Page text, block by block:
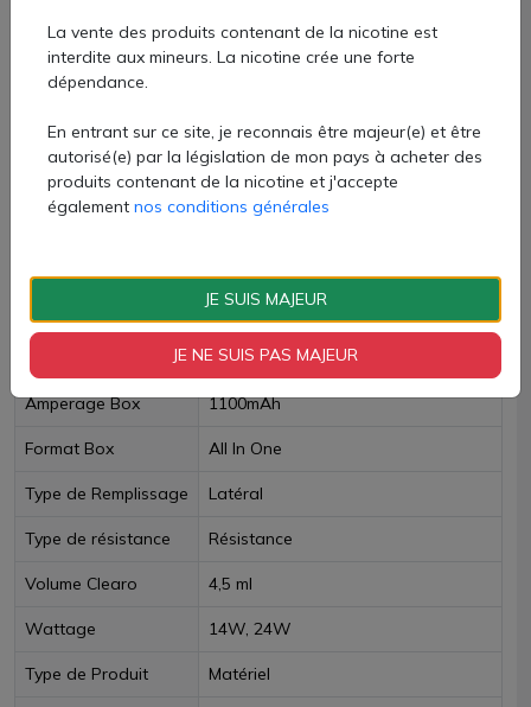
Quantité
Paiement 100% sécurisé
Livraison rapide
Oui
Amperage Box 1100mAh
Format Box All In One
Type de Remplissage Latéral
Type de résistance Résistance
Volume Clearo 4,5 ml
Wattage 14W, 24W
Type de Produit Matériel
La vente des produits contenant de la nicotine est
interdite aux mineurs. La nicotine crée une forte
dépendance.
En entrant sur ce site, je reconnais être majeur(e) et être
autorisé(e) par la législation de mon pays à acheter des
produits contenant de la nicotine et j'accepte
également nos conditions générales
JE SUIS MAJEUR
JE NE SUIS PAS MAJEUR